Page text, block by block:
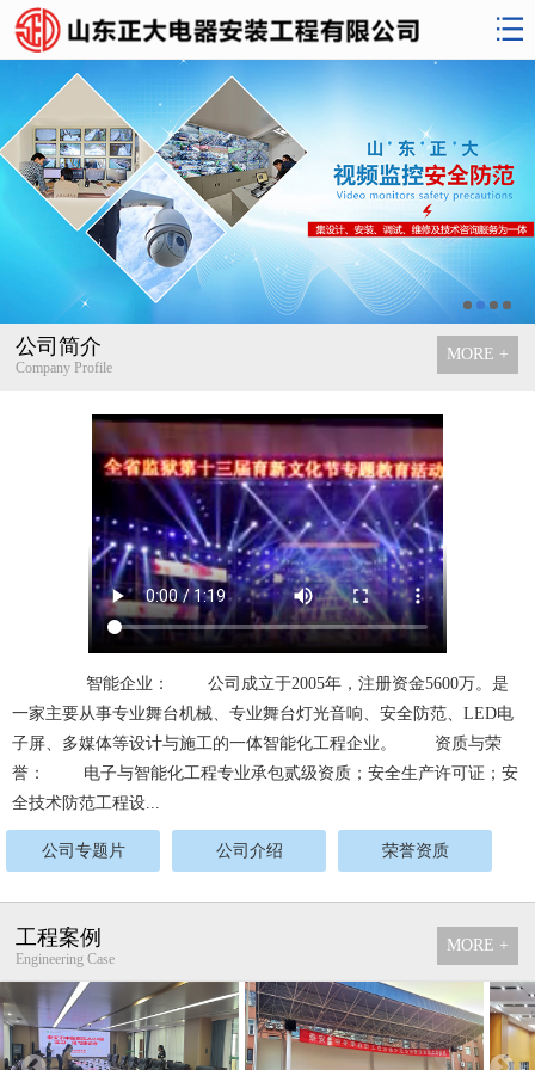
公司简介
Company Profile
MORE +
智能企业： 公司成立于2005年，注册资金5600万。是
一家主要从事专业舞台机械、专业舞台灯光音响、安全防范、LED电
子屏、多媒体等设计与施工的一体智能化工程企业。 资质与荣
誉： 电子与智能化工程专业承包贰级资质；安全生产许可证；安
全技术防范工程设...
公司专题片 公司介绍 荣誉资质
工程案例
Engineering Case
MORE +